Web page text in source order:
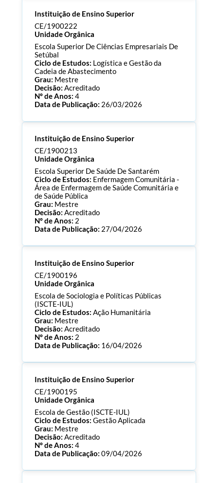
ECTS:180.0
Consultar Documentos
Instituição de Ensino Superior
CE/1900222
Unidade Orgânica
Escola Superior De Ciências Empresariais De
Setúbal
Ciclo de Estudos: Logística e Gestão da
Cadeia de Abastecimento
Grau: Mestre
Decisão: Acreditado
Nº de Anos: 4
Data de Publicação: 26/03/2026
ECTS:60.0
Consultar Documentos
Instituição de Ensino Superior
CE/1900213
Unidade Orgânica
Escola Superior De Saúde De Santarém
Ciclo de Estudos: Enfermagem Comunitária -
Área de Enfermagem de Saúde Comunitária e
de Saúde Pública
Grau: Mestre
Decisão: Acreditado
Nº de Anos: 2
Data de Publicação: 27/04/2026
ECTS:90.0
Consultar Documentos
Instituição de Ensino Superior
CE/1900196
Unidade Orgânica
Escola de Sociologia e Políticas Públicas
(ISCTE-IUL)
Ciclo de Estudos: Ação Humanitária
Grau: Mestre
Decisão: Acreditado
Nº de Anos: 2
Data de Publicação: 16/04/2026
ECTS:120.0
Consultar Documentos
Instituição de Ensino Superior
CE/1900195
Unidade Orgânica
Escola de Gestão (ISCTE-IUL)
Ciclo de Estudos: Gestão Aplicada
Grau: Mestre
Decisão: Acreditado
Nº de Anos: 4
Data de Publicação: 09/04/2026